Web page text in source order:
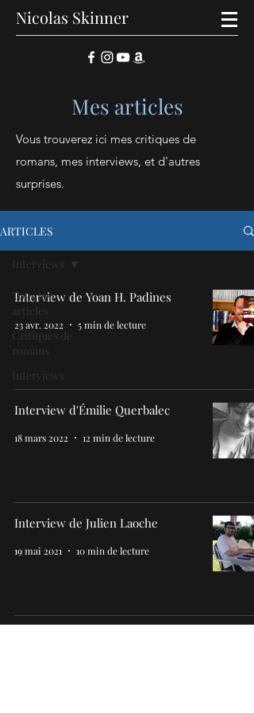
Nicolas Skinner
Mes articles
Vous trouverez ici mes critiques de
romans, mes interviews, et d'autres
surprises.
ARTICLES
Tous les
articles
Critiques de
romans
Interviews
Interviews
Interview de Yoan H. Padines
23 avr. 2022 5 min de lecture
Interview d'Émilie Querbalec
18 mars 2022 12 min de lecture
Interview de Julien Laoche
19 mai 2021 10 min de lecture